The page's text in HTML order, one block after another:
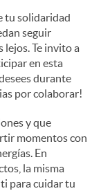
tu solidaridad
seguir
lejos. Te invito a
en esta
durante
por colaborar!
y que
momentos con
En
la misma
para cuidar tu